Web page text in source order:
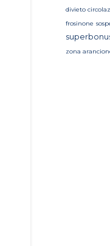
divieto
frosinone
zona